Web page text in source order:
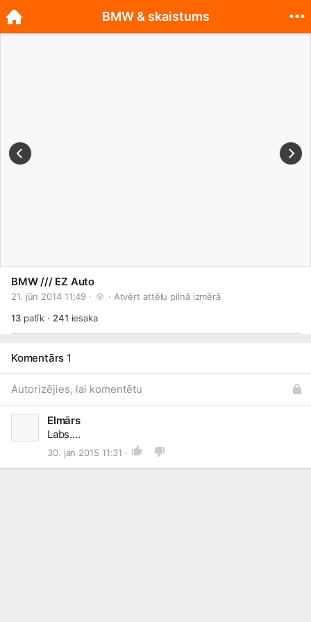
BMW /// EZ Auto
21. jūn 2014 11:49 · · Atvērt attēlu pilnā izmērā
13patīk · 241 iesaka
Komentārs 1
Autorizējies, lai komentētu
Elmārs
Labs....
30. jan 2015 11:31 ·
BMW & skaistums